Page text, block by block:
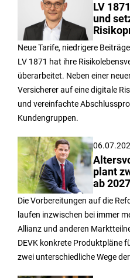
LV
und
Neue Tarife, niedrigere
LV 1871 hat ihre
überarbeitet. Neben einer
Versicherer auf eine digitale
und vereinfachte
Kundengruppen.
plant
ab 2027
Die Vorbereitungen auf die
laufen inzwischen bei immer
Allianz und anderen
DEVK konkrete Produktpläne
zwei unterschiedliche Wege